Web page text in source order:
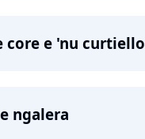
core e 'nu curtiello
ngalera